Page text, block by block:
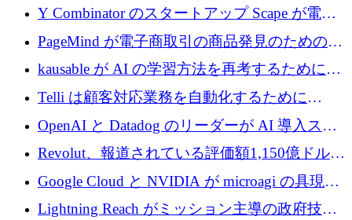
国のヘルステック挑戦者が1900万ドルを獲得
Y Combinator のスタートアップ Scape が電子
メールを再考するために 320 万ドルを調達し
てステルスから浮上
PageMind が電子商取引の商品発見のための
AI を拡張するために 120 万ユーロを調達
kausable が AI の学習方法を再考するために
1,200 万ユーロを調達
Telli は顧客対応業務を自動化するために
1,500 万ドルのシードを確保
OpenAI と Datadog のリーダーが AI 導入スタ
ートアップ Arrakis を支援
Revolut、報道されている評価額1,150億ドルで
の新たな二次株式売却を確認
Google Cloud と NVIDIA が microagi の具現化
された AI の野望を推進
Lightning Reach がミッション主導の政府技術